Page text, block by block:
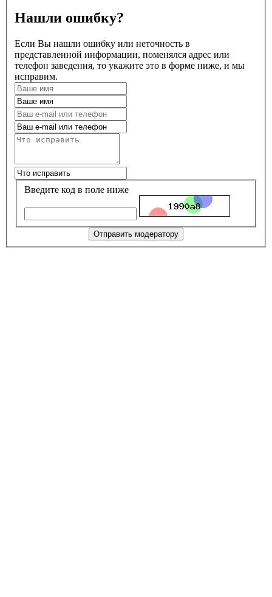
Нашли ошибку?
Если Вы нашли ошибку или неточность в
представленной информации, поменялся адрес или
телефон заведения, то укажите это в форме ниже, и мы
исправим.
Введите код в поле ниже
Отправить модератору